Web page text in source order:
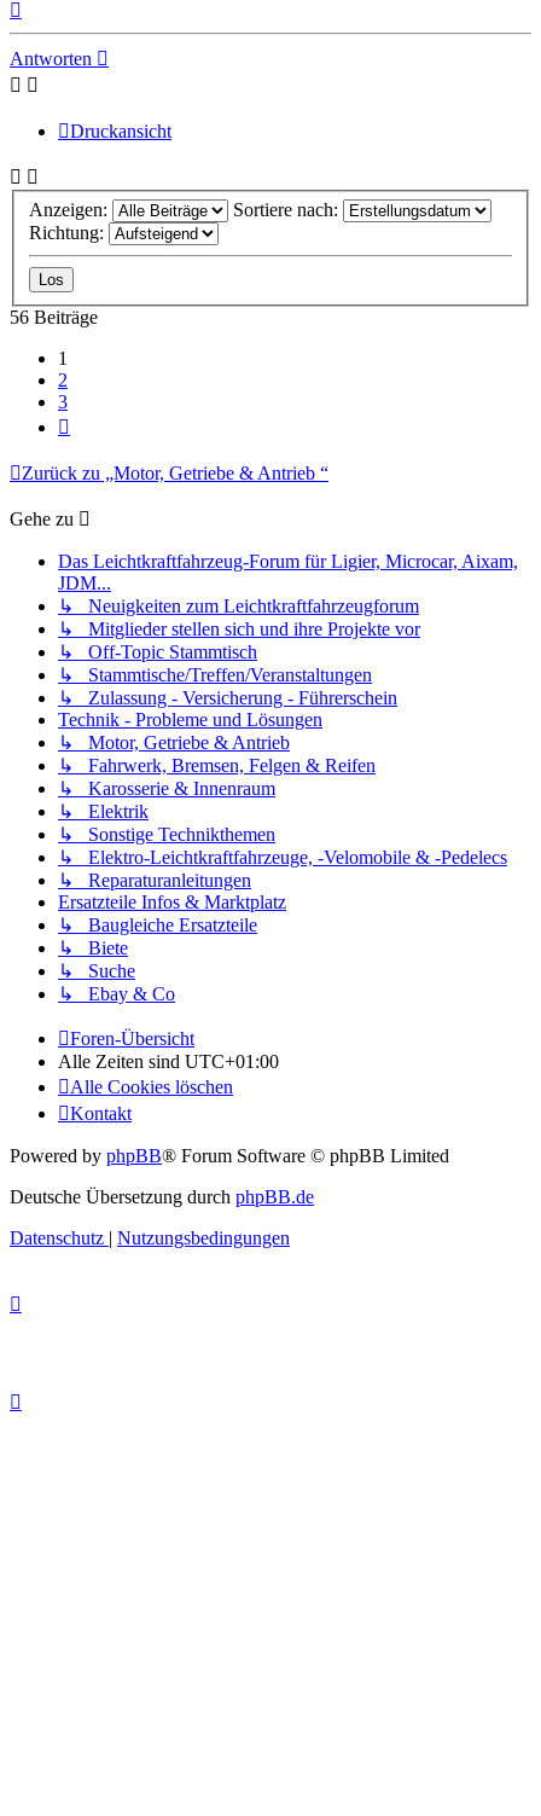
Antworten
Druckansicht
Anzeigen:
Sortiere nach:
Richtung:
56 Beiträge
1
2
3
Zurück zu „Motor, Getriebe & Antrieb “
Gehe zu
Das Leichtkraftfahrzeug-Forum für Ligier, Microcar, Aixam,
JDM...
↳ Neuigkeiten zum Leichtkraftfahrzeugforum
↳ Mitglieder stellen sich und ihre Projekte vor
↳ Off-Topic Stammtisch
↳ Stammtische/Treffen/Veranstaltungen
↳ Zulassung - Versicherung - Führerschein
Technik - Probleme und Lösungen
↳ Motor, Getriebe & Antrieb
↳ Fahrwerk, Bremsen, Felgen & Reifen
↳ Karosserie & Innenraum
↳ Elektrik
↳ Sonstige Technikthemen
↳ Elektro-Leichtkraftfahrzeuge, -Velomobile & -Pedelecs
↳ Reparaturanleitungen
Ersatzteile Infos & Marktplatz
↳ Baugleiche Ersatzteile
↳ Biete
↳ Suche
↳ Ebay & Co
Foren-Übersicht
Alle Zeiten sind UTC+01:00
Alle Cookies löschen
Kontakt
Powered by phpBB® Forum Software © phpBB Limited
Deutsche Übersetzung durch phpBB.de
Datenschutz | Nutzungsbedingungen